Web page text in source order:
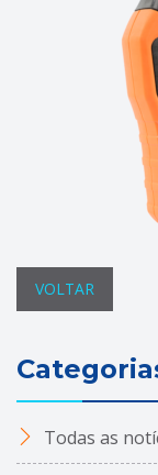
VOLTAR
Todas as